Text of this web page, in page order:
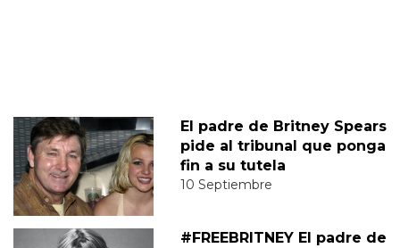
El padre de Britney Spears
pide al tribunal que ponga
fin a su tutela
10 Septiembre
#FREEBRITNEY El padre de